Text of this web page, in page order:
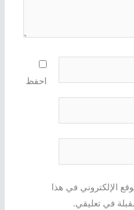
احفظ
الإلكتروني في هذا
في تعليقي.